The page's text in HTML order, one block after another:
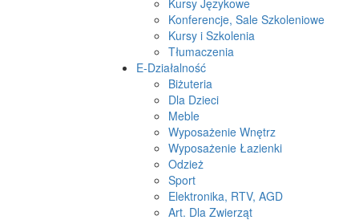
Kursy Językowe
Konferencje, Sale Szkoleniowe
Kursy i Szkolenia
Tłumaczenia
E-Działalność
Biżuteria
Dla Dzieci
Meble
Wyposażenie Wnętrz
Wyposażenie Łazienki
Odzież
Sport
Elektronika, RTV, AGD
Art. Dla Zwierząt